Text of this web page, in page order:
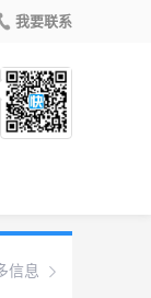
我要联系
信息